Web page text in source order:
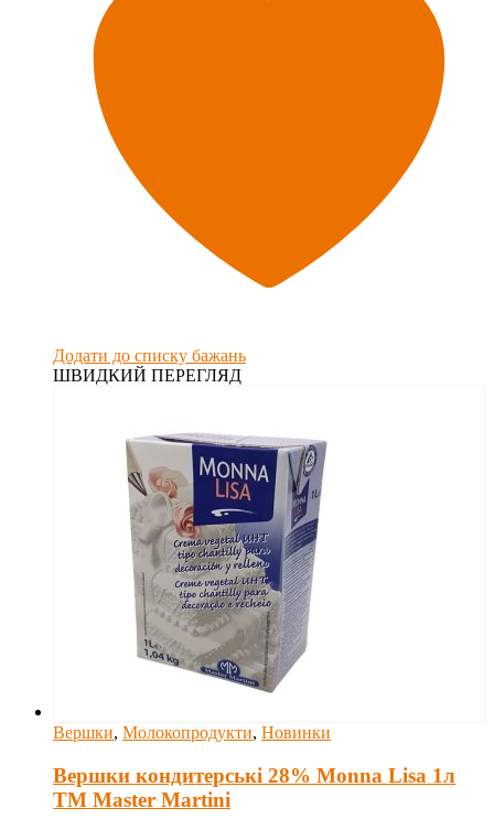
Додати до списку бажань
ШВИДКИЙ ПЕРЕГЛЯД
Вершки, Молокопродукти, Новинки
Вершки кондитерські 28% Monna Lisa 1л
ТМ Master Martini